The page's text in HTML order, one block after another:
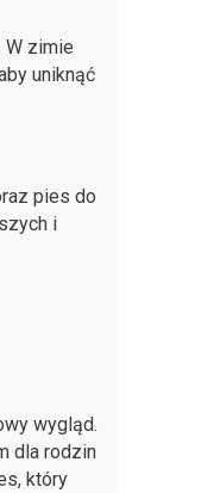
W zimie
uniknąć
pies do
i
wygląd.
dla rodzin
który